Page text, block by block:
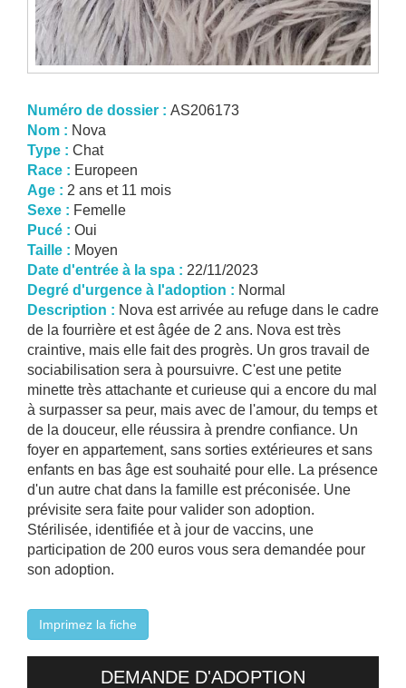
Numéro de dossier : AS206173
Nom : Nova
Type : Chat
Race : Europeen
Age : 2 ans et 11 mois
Sexe : Femelle
Pucé : Oui
Taille : Moyen
Date d'entrée à la spa : 22/11/2023
Degré d'urgence à l'adoption : Normal
Description : Nova est arrivée au refuge dans le cadre
de la fourrière et est âgée de 2 ans. Nova est très
craintive, mais elle fait des progrès. Un gros travail de
sociabilisation sera à poursuivre. C'est une petite
minette très attachante et curieuse qui a encore du mal
à surpasser sa peur, mais avec de l'amour, du temps et
de la douceur, elle réussira à prendre confiance. Un
foyer en appartement, sans sorties extérieures et sans
enfants en bas âge est souhaité pour elle. La présence
d'un autre chat dans la famille est préconisée. Une
prévisite sera faite pour valider son adoption.
Stérilisée, identifiée et à jour de vaccins, une
participation de 200 euros vous sera demandée pour
son adoption.
Imprimez la fiche
DEMANDE D'ADOPTION